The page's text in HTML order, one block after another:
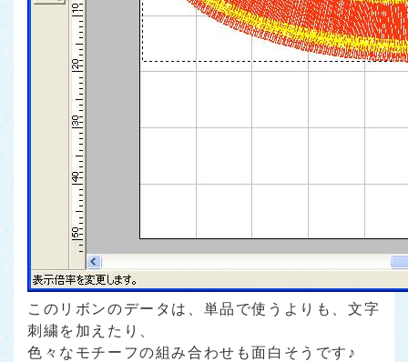
このリボンのデータは、単品で使うよりも、文字
刺繍を加えたり、
色々なモチーフの組み合わせも面白そうです♪